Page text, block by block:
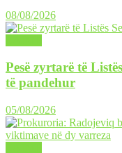
08/08/2026
Pesë zyrtarë të
të pandehur
05/08/2026